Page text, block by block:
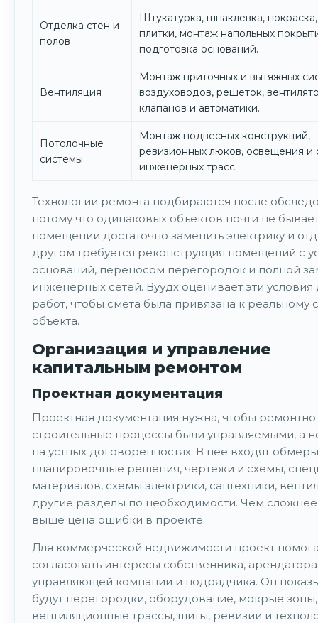
Отделка стен и
полов
Штукатурка, шпаклевка,
плитки, монтаж напольных
подготовка оснований.
Вентиляция
Монтаж приточных и вытяжных
воздуховодов, решеток,
клапанов и автоматики.
Потолочные
системы
Монтаж подвесных конструкций,
ревизионных люков, освещения и
инженерных трасс.
Технологии ремонта подбираются после
потому что одинаковых объектов почти не
помещении достаточно заменить электрику и
другом требуется реконструкция помещений с
оснований, переносом перегородок и полной
инженерных сетей. Вуудх оценивает эти условия
работ, чтобы смета была привязана к реальному
объекта.
Организация и управление
капитальным ремонтом
Проектная документация
Проектная документация нужна, чтобы
строительные процессы были управляемыми, а
на устных договоренностях. В нее входят
планировочные решения, чертежи и схемы,
материалов, схемы электрики, сантехники,
другие разделы по необходимости. Чем сложнее
выше цена ошибки в проекте.
Для коммерческой недвижимости проект
согласовать интересы собственника,
управляющей компании и подрядчика. Он
будут перегородки, оборудование, мокрые зоны,
вентиляционные трассы, щиты, ревизии и